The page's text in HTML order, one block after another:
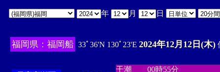
年 月 日
福岡県：福岡船 33ﾟ36'N 130ﾟ23'E 2024年12月12日(木)
干潮
00時55分